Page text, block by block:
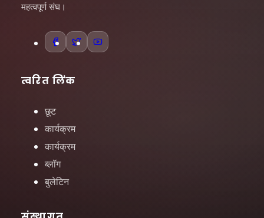
महत्वपूर्ण संघ।
त्वरित लिंक
छूट
कार्यक्रम
कार्यक्रम
ब्लॉग
बुलेटिन